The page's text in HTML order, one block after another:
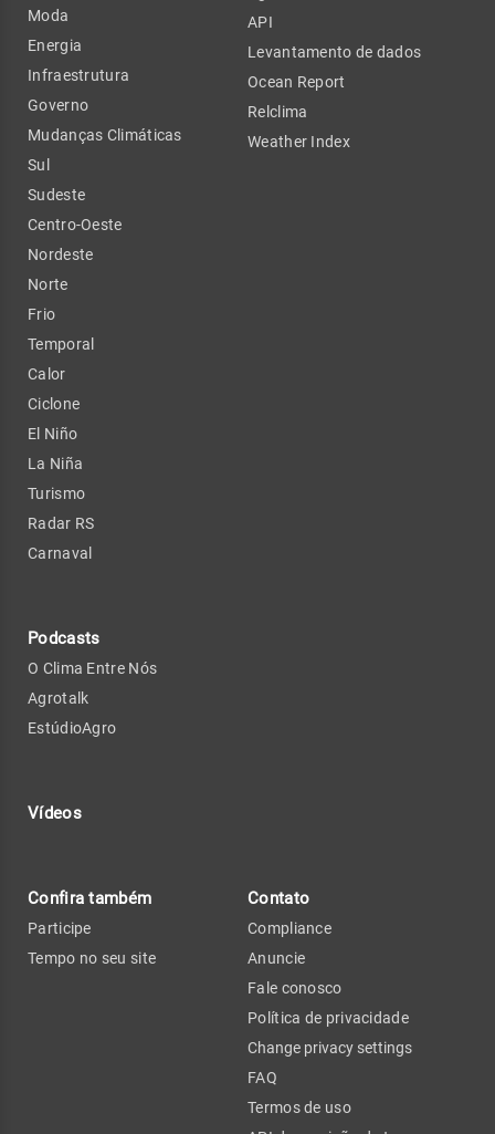
Moda
Energia
Infraestrutura
Governo
Mudanças Climáticas
Sul
Sudeste
Centro-Oeste
Nordeste
Norte
Frio
Temporal
Calor
Ciclone
El Niño
La Niña
Turismo
Radar RS
Carnaval
Podcasts
O Clima Entre Nós
Agrotalk
EstúdioAgro
Vídeos
API
Levantamento de dados
Ocean Report
Relclima
Weather Index
Confira também
Participe
Tempo no seu site
Contato
Compliance
Anuncie
Fale conosco
Política de privacidade
Change privacy settings
FAQ
Termos de uso